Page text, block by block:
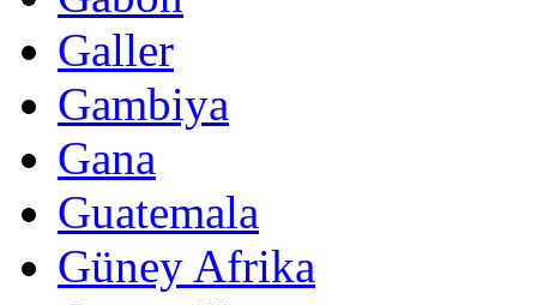
Galler
Gambiya
Gana
Guatemala
Güney Afrika